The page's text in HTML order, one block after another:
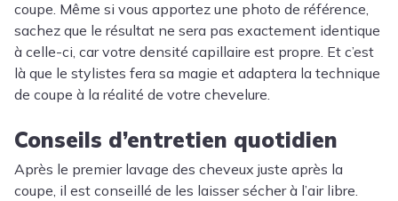
coupe. Même si vous apportez une photo de référence,
sachez que le résultat ne sera pas exactement identique
à celle-ci, car votre densité capillaire est propre. Et c’est
là que le stylistes fera sa magie et adaptera la technique
de coupe à la réalité de votre chevelure.
Conseils d’entretien quotidien
Après le premier lavage des cheveux juste après la
coupe, il est conseillé de les laisser sécher à l’air libre.